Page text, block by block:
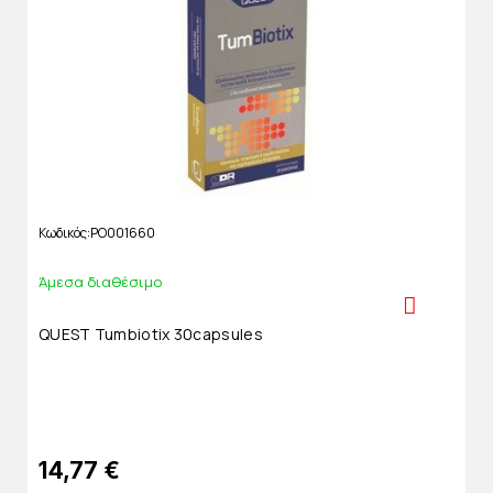
Κωδικός PO001660
Άμεσα διαθέσιμο
QUEST Tumbiotix 30capsules
14,77 €